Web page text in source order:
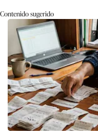
Contenido sugerido